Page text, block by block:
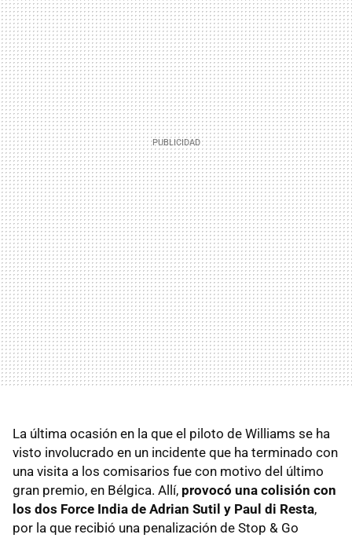
La última ocasión en la que el piloto de Williams se ha
visto involucrado en un incidente que ha terminado con
una visita a los comisarios fue con motivo del último
gran premio, en Bélgica. Allí, provocó una colisión con
los dos Force India de Adrian Sutil y Paul di Resta,
por la que recibió una penalización de Stop & Go